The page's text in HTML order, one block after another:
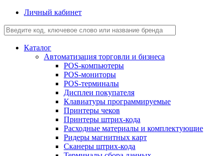
Личный кабинет
Каталог
Автоматизация торговли и бизнеса
POS-компьютеры
POS-мониторы
POS-терминалы
Дисплеи покупателя
Клавиатуры программируемые
Принтеры чеков
Принтеры штрих-кода
Расходные материалы и комплектующие
Ридеры магнитных карт
Сканеры штрих-кода